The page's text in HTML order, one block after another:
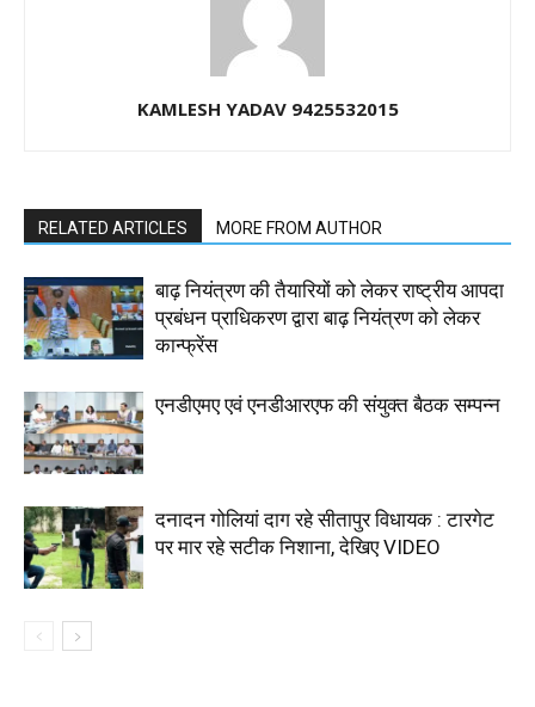
KAMLESH YADAV 9425532015
RELATED ARTICLES MORE FROM AUTHOR
बाढ़ नियंत्रण की तैयारियों को लेकर राष्ट्रीय आपदा
प्रबंधन प्राधिकरण द्वारा बाढ़ नियंत्रण को लेकर
कान्फ्रेंस
एनडीएमए एवं एनडीआरएफ की संयुक्त बैठक सम्पन्न
दनादन गोलियां दाग रहे सीतापुर विधायक : टारगेट
पर मार रहे सटीक निशाना, देखिए VIDEO